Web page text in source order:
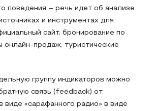
поведения – речь идет об анализе
и инструментах для
сайт, бронирование по
онлайн-продаж, туристические
группу индикаторов можно
связь (feedback) от
виде «сарафанного радио» в виде